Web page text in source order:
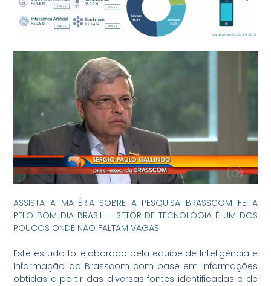
ASSISTA A MATÉRIA SOBRE A PESQUISA BRASSCOM FEITA
PELO BOM DIA BRASIL – SETOR DE TECNOLOGIA É UM DOS
POUCOS ONDE NÃO FALTAM VAGAS
Este estudo foi elaborado pela equipe de Inteligência e
Informação da Brasscom com base em informações
obtidas a partir das diversas fontes identificadas e de